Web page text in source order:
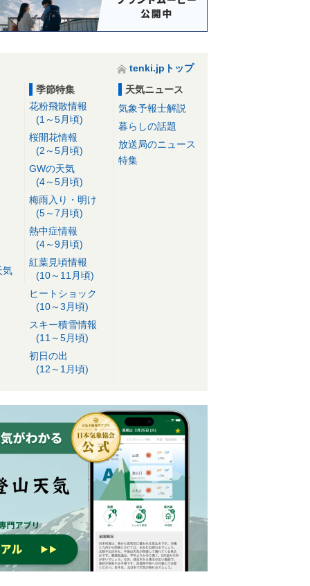
tenki.jpトップ
気
季節特集
花粉飛散情報
(1～5月頃)
桜開花情報
(2～5月頃)
GWの天気
(4～5月頃)
梅雨入り・明け
(5～7月頃)
熱中症情報
(4～9月頃)
紅葉見頃情報
(10～11月頃)
ヒートショック
(10～3月頃)
スキー積雪情報
(11～5月頃)
初日の出
(12～1月頃)
天気ニュース
気象予報士解説
暮らしの話題
放送局のニュース
特集